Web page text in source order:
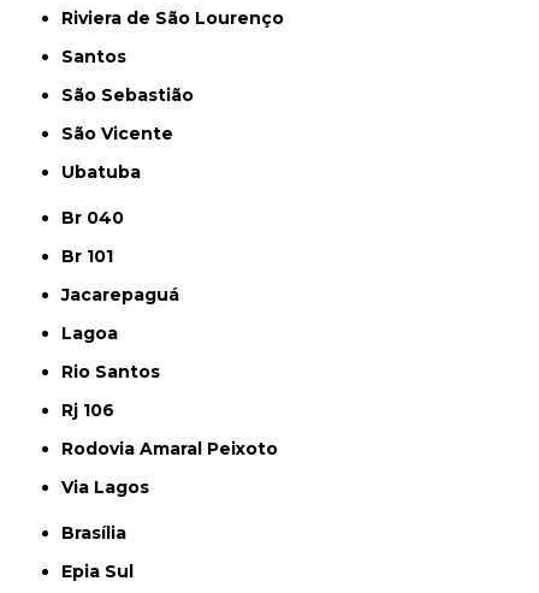
Riviera de São Lourenço
Santos
São Sebastião
São Vicente
Ubatuba
Br 040
Br 101
Jacarepaguá
Lagoa
Rio Santos
Rj 106
Rodovia Amaral Peixoto
Via Lagos
Brasília
Epia Sul